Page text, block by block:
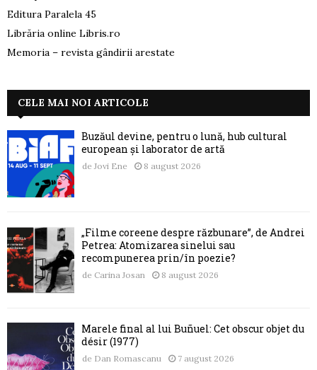
Editura Paralela 45
Librăria online Libris.ro
Memoria – revista gândirii arestate
CELE MAI NOI ARTICOLE
Buzăul devine, pentru o lună, hub cultural
european și laborator de artă
de Jovi Ene 8 august 2026
„Filme coreene despre răzbunare”, de Andrei
Petrea: Atomizarea sinelui sau
recompunerea prin/în poezie?
de Carina Josan 8 august 2026
Marele final al lui Buñuel: Cet obscur objet du
désir (1977)
de Dan Romascanu 7 august 2026